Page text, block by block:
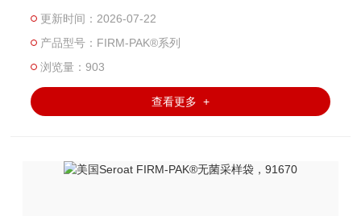
样品，被广泛应用在制药行业，食品检测，环境监测、医
学、生命科学等领域。
更新时间：2026-07-22
产品型号：FIRM-PAK®系列
浏览量：903
查看更多 +